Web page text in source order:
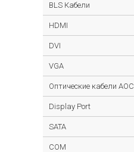
BLS Кабели
HDMI
DVI
VGA
Оптические кабели AOC
Display Port
SATA
COM